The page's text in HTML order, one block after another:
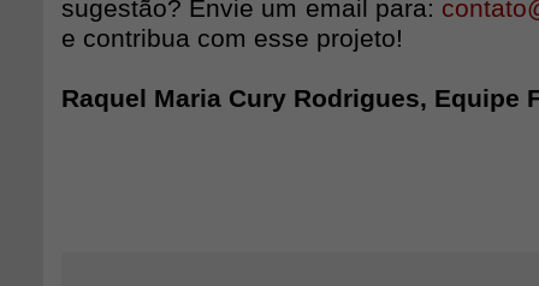
sugestão? Envie um email para:
e contribua com esse projeto!
Raquel Maria Cury Rodrigues, Equipe